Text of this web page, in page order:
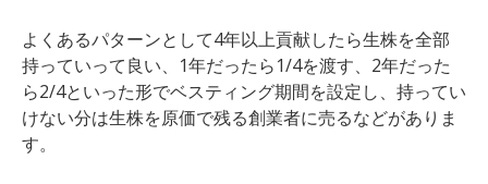
よくあるパターンとして4年以上貢献したら生株を全部
持っていって良い、1年だったら1/4を渡す、2年だった
ら2/4といった形でベスティング期間を設定し、持ってい
けない分は生株を原価で残る創業者に売るなどがありま
す。